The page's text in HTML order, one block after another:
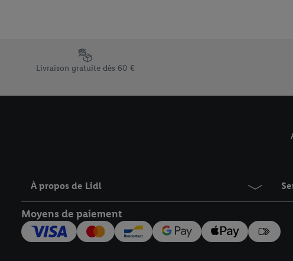
Élément du pied de page avec les différents arguments de vente
Livraison gratuite dès 60 €
À propos de Lidl
Moyens de paiement